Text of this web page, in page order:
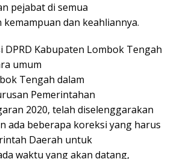
pejabat di semua
kemampuan dan keahliannya.
DPRD Kabupaten Lombok Tengah
umum
Tengah dalam
Pemerintahan
2020, telah diselenggarakan
ada beberapa koreksi yang harus
Daerah untuk
waktu yang akan datang,